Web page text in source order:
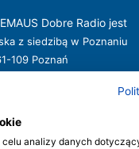
Dobre Radio jest
z siedzibą w Poznaniu
109 Poznań
obejmujące
Dobre Radio oraz
analizy danych